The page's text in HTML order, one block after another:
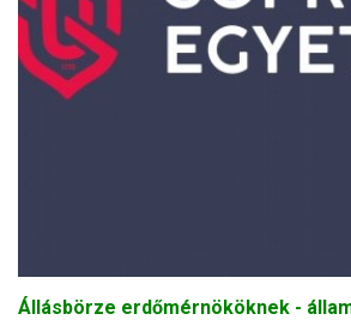
Állásbörze erdőmérnököknek -